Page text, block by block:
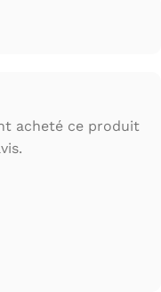
acheté ce produit